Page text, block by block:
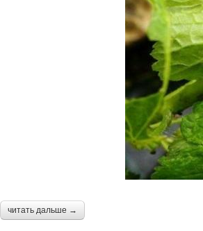
читать дальше →